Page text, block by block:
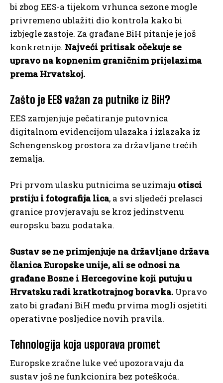
bi zbog EES-a tijekom vrhunca sezone mogle
privremeno ublažiti dio kontrola kako bi
izbjegle zastoje. Za građane BiH pitanje je još
konkretnije. Najveći pritisak očekuje se
upravo na kopnenim graničnim prijelazima
prema Hrvatskoj.
Zašto je EES važan za putnike iz BiH?
EES zamjenjuje pečatiranje putovnica
digitalnom evidencijom ulazaka i izlazaka iz
Schengenskog prostora za državljane trećih
zemalja.
Pri prvom ulasku putnicima se uzimaju otisci
prstiju i fotografija lica, a svi sljedeći prelasci
granice provjeravaju se kroz jedinstvenu
europsku bazu podataka.
Sustav se ne primjenjuje na državljane država
članica Europske unije, ali se odnosi na
građane Bosne i Hercegovine koji putuju u
Hrvatsku radi kratkotrajnog boravka. Upravo
zato bi građani BiH među prvima mogli osjetiti
operativne posljedice novih pravila.
Tehnologija koja usporava promet
Europske zračne luke već upozoravaju da
sustav još ne funkcionira bez poteškoća.